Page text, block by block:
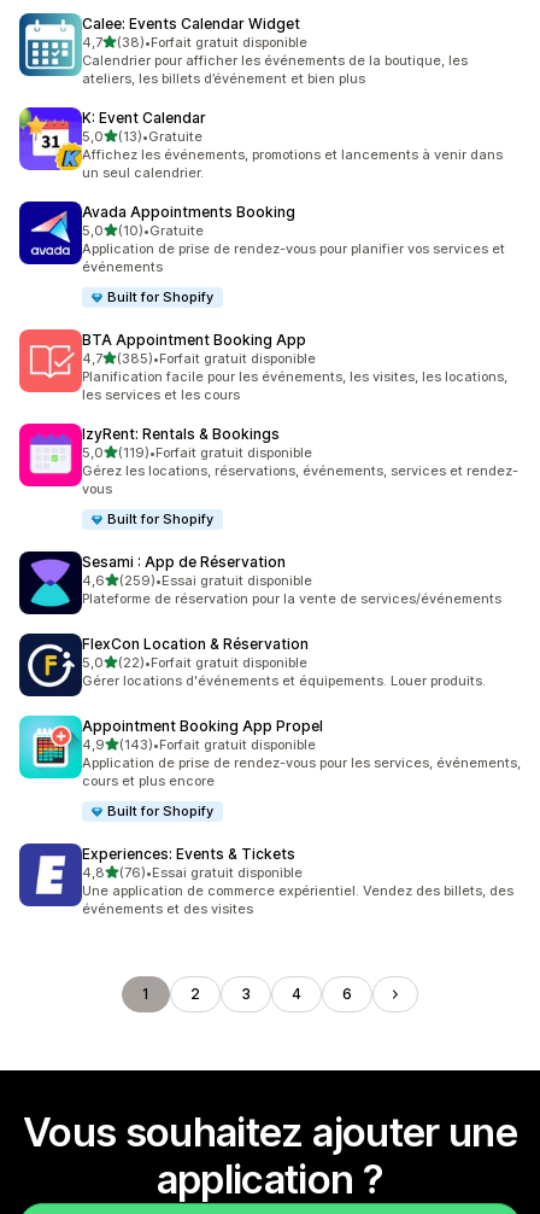
Calee: Events Calendar Widget
4,7étoile(s) sur 5
(38)
38 avis au total
•Forfait gratuit disponible
Calendrier pour afficher les événements de la boutique, les
ateliers, les billets d’événement et bien plus
K: Event Calendar
5,0étoile(s) sur 5
(13)
13 avis au total
•Gratuite
Affichez les événements, promotions et lancements à venir dans
un seul calendrier.
Avada Appointments Booking
5,0étoile(s) sur 5
(10)
10 avis au total
•Gratuite
Application de prise de rendez-vous pour planifier vos services et
événements
Built for Shopify
BTA Appointment Booking App
4,7étoile(s) sur 5
(385)
385 avis au total
•Forfait gratuit disponible
Planification facile pour les événements, les visites, les locations,
les services et les cours
IzyRent: Rentals & Bookings
5,0étoile(s) sur 5
(119)
119 avis au total
•Forfait gratuit disponible
Gérez les locations, réservations, événements, services et rendez-
vous
Built for Shopify
Sesami : App de Réservation
4,6étoile(s) sur 5
(259)
259 avis au total
•Essai gratuit disponible
Plateforme de réservation pour la vente de services/événements
FlexCon Location & Réservation
5,0étoile(s) sur 5
(22)
22 avis au total
•Forfait gratuit disponible
Gérer locations d'événements et équipements. Louer produits.
Appointment Booking App Propel
4,9étoile(s) sur 5
(143)
143 avis au total
•Forfait gratuit disponible
Application de prise de rendez-vous pour les services, événements,
cours et plus encore
Built for Shopify
Experiences: Events & Tickets
4,8étoile(s) sur 5
(76)
76 avis au total
•Essai gratuit disponible
Une application de commerce expérientiel. Vendez des billets, des
événements et des visites
1 2 3 4 6
Vous souhaitez ajouter une
application ?